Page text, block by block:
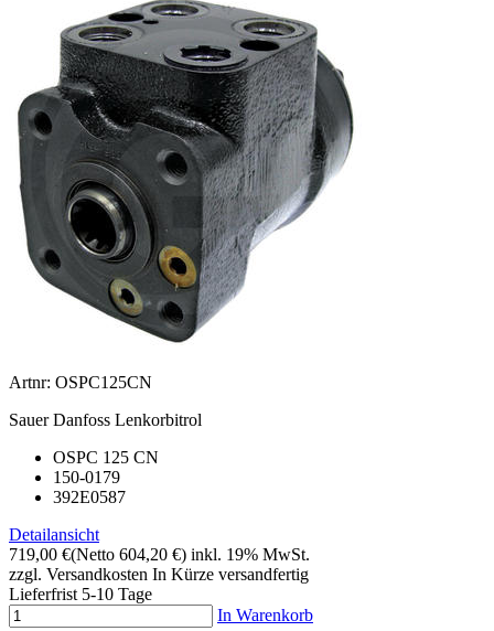
Artnr: OSPC125CN
Sauer Danfoss Lenkorbitrol
OSPC 125 CN
150-0179
392E0587
Detailansicht
719,00 €(Netto 604,20 €) inkl. 19% MwSt.
zzgl. Versandkosten In Kürze versandfertig
Lieferfrist 5-10 Tage
In Warenkorb